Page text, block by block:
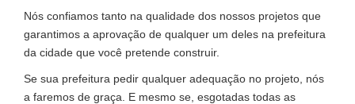
Nós confiamos tanto na qualidade dos nossos projetos que
garantimos a aprovação de qualquer um deles na prefeitura
da cidade que você pretende construir.
Se sua prefeitura pedir qualquer adequação no projeto, nós
a faremos de graça. E mesmo se, esgotadas todas as